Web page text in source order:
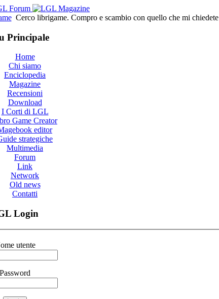
Cerco librigame. Compro e scambio con quello che mi chiedete
Principale
Home
Chi siamo
Enciclopedia
Magazine
Recensioni
Download
I Corti di LGL
Game Creator
editor
strategiche
Multimedia
Forum
Link
Network
Old news
Contatti
Login
utente
Password